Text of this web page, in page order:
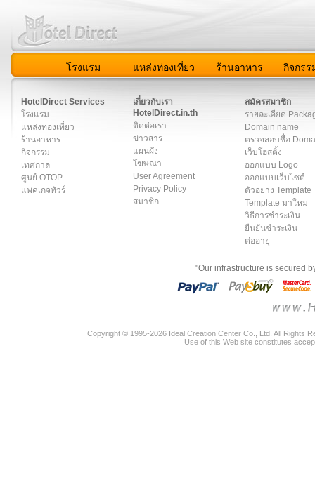
โรงแรม แหล่งท่องเที่ยว ร้านอาหาร กิจกรร
HotelDirect Services
โรงแรม
แหล่งท่องเที่ยว
ร้านอาหาร
กิจกรรม
เทศกาล
ศูนย์ OTOP
แพคเกจทัวร์
เกี่ยวกับเรา
HotelDirect.in.th
ติดต่อเรา
ข่าวสาร
แผนผัง
โฆษณา
User Agreement
Privacy Policy
สมาชิก
สมัครสมาชิก
รายละเอียด
Domain name
ตรวจสอบชื่อ
เว็บโฮสติ้ง
ออกแบบ Logo
ออกแบบเว็บไซต์
ตัวอย่าง Template
Template มาใหม่
วิธีการชำระเงิน
ยืนยันชำระเงิน
ต่ออายุ
"Our infrastructure is secured
Copyright © 1995-2026 Ideal Creation Center Co., Ltd. All Rights
Use of this Web site constitutes